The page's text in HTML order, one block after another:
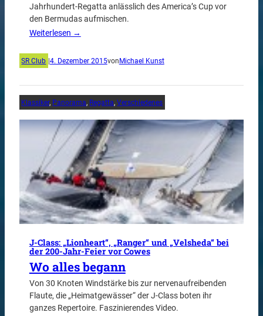
Jahrhundert-Regatta anlässlich des America’s Cup vor
den Bermudas aufmischen.
Weiterlesen →
SR Club |4. Dezember 2015vonMichael Kunst
Klassiker, Panorama, Regatta, Verschiedenes
J-Class: „Lionheart“, „Ranger“ und „Velsheda“ bei
der 200-Jahr-Feier vor Cowes
Wo alles begann
Von 30 Knoten Windstärke bis zur nervenaufreibenden
Flaute, die „Heimatgewässer“ der J-Class boten ihr
ganzes Repertoire. Faszinierendes Video.